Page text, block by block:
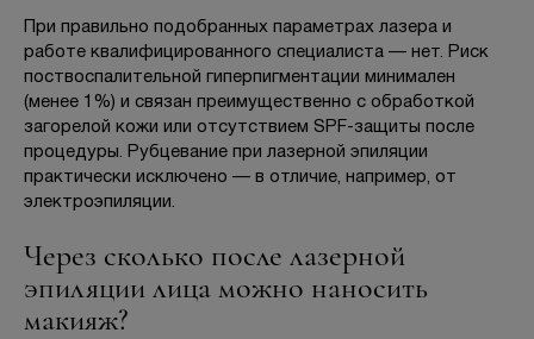
При правильно подобранных параметрах лазера и
работе квалифицированного специалиста — нет. Риск
поствоспалительной гиперпигментации минимален
(менее 1%) и связан преимущественно с обработкой
загорелой кожи или отсутствием SPF-защиты после
процедуры. Рубцевание при лазерной эпиляции
практически исключено — в отличие, например, от
электроэпиляции.
Через сколько после лазерной
эпиляции лица можно наносить
макияж?